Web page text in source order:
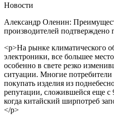
Новости
Александр Оленин:
производителей подтверждено
<p>На рынке климатического
электроники, все большее
особенно в свете резко
ситуации. Многие
покупать изделия из
репутации, сложившейся еще с
когда китайский ширпотреб
</p>